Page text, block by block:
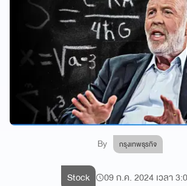
By กรุงเทพธุรกิจ
Stock 09 ก.ค. 2024 เวลา